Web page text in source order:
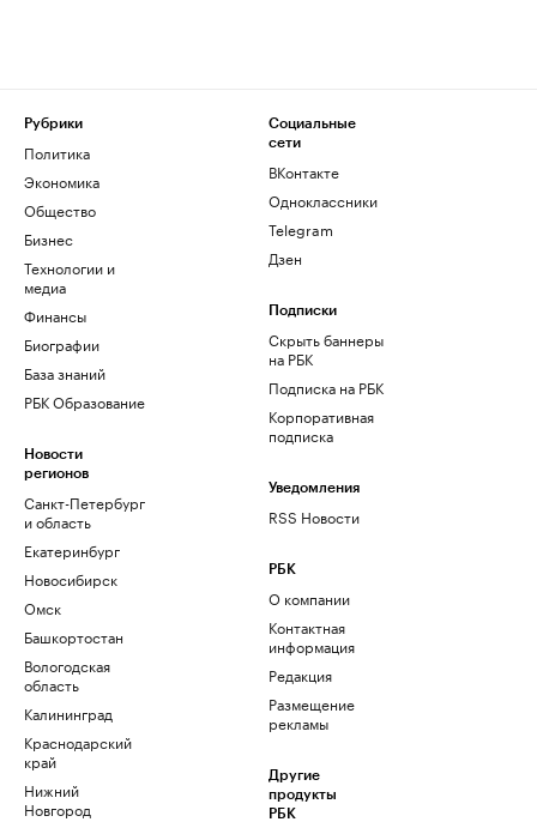
Рубрики
Политика
Экономика
Общество
Бизнес
Технологии и
медиа
Финансы
Биографии
База знаний
РБК Образование
Новости
регионов
Санкт-Петербург
и область
Екатеринбург
Новосибирск
Омск
Башкортостан
Вологодская
область
Калининград
Краснодарский
край
Нижний
Новгород
Социальные
сети
ВКонтакте
Одноклассники
Telegram
Дзен
Подписки
Скрыть баннеры
на РБК
Подписка на РБК
Корпоративная
подписка
Уведомления
RSS Новости
РБК
О компании
Контактная
информация
Редакция
Размещение
рекламы
Другие
продукты
РБК